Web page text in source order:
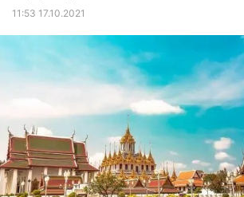
11:53 17.10.2021